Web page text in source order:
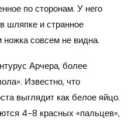
по сторонам. У него
шляпке и странное
ножка совсем не видна.
Арчера, более
Известно, что
выглядит как белое яйцо.
4-8 красных «пальцев»,